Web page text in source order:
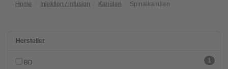
Home Injektion / Infusion Kanülen Spinalkanülen
Hersteller
BD 1